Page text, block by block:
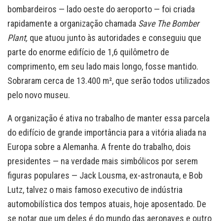
bombardeiros — lado oeste do aeroporto — foi criada
rapidamente a organização chamada Save The Bomber
Plant, que atuou junto às autoridades e conseguiu que
parte do enorme edifício de 1,6 quilômetro de
comprimento, em seu lado mais longo, fosse mantido.
Sobraram cerca de 13.400 m², que serão todos utilizados
pelo novo museu.
A organização é ativa no trabalho de manter essa parcela
do edifício de grande importância para a vitória aliada na
Europa sobre a Alemanha. A frente do trabalho, dois
presidentes — na verdade mais simbólicos por serem
figuras populares — Jack Lousma, ex-astronauta, e Bob
Lutz, talvez o mais famoso executivo de indústria
automobilística dos tempos atuais, hoje aposentado. De
se notar que um deles é do mundo das aeronaves e outro